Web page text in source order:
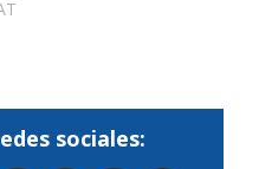
sociales: